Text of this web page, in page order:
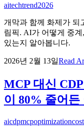
aitechtrend2026
개막과 함께 화제가 되
림픽. AI가 어떻게 중
있는지 알아봅니다.
2026년 2월 13일Read
MCP 대신
이 80% 줄어든
aicdpmcpoptimization